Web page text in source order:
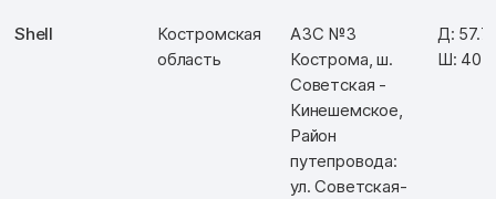
Shell
Костромская
область
АЗС №3
Кострома, ш.
Советская -
Кинешемское,
Район
путепровода:
ул. Советская-
Д:
Ш: